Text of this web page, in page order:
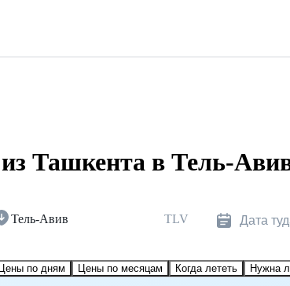
Ташкента в Тель-
Тель-Авив TLV Дата
Цены по дням Цены по месяцам Когда лететь Нужна